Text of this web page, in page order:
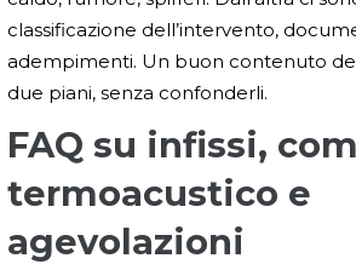
classificazione dell’intervento,
adempimenti. Un buon contenuto
due piani, senza confonderli.
FAQ su infissi,
termoacustico e
agevolazioni